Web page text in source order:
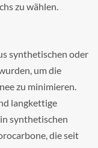
zu wählen.
synthetischen oder
um die
zu minimieren.
langkettige
synthetischen
die seit